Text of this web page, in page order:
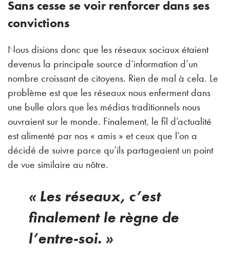
Sans cesse se voir renforcer dans ses
convictions
Nous disions donc que les réseaux sociaux étaient
devenus la principale source d’information d’un
nombre croissant de citoyens. Rien de mal à cela. Le
problème est que les réseaux nous enferment dans
une bulle alors que les médias traditionnels nous
ouvraient sur le monde. Finalement, le fil d’actualité
est alimenté par nos « amis » et ceux que l’on a
décidé de suivre parce qu’ils partageaient un point
de vue similaire au nôtre.
« Les réseaux, c’est
finalement le règne de
l’entre-soi. »